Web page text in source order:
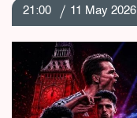
21:00 11 May 2026